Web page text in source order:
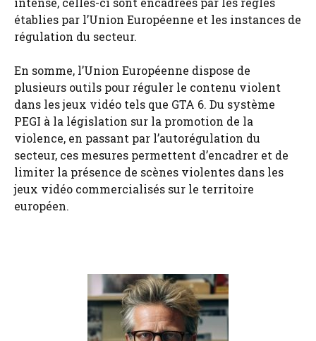
établies par l’Union Européenne et les instances de
régulation du secteur.
En somme, l’Union Européenne dispose de
plusieurs outils pour réguler le contenu violent
dans les jeux vidéo tels que GTA 6. Du système
PEGI à la législation sur la promotion de la
violence, en passant par l’autorégulation du
secteur, ces mesures permettent d’encadrer et de
limiter la présence de scènes violentes dans les
jeux vidéo commercialisés sur le territoire
européen.